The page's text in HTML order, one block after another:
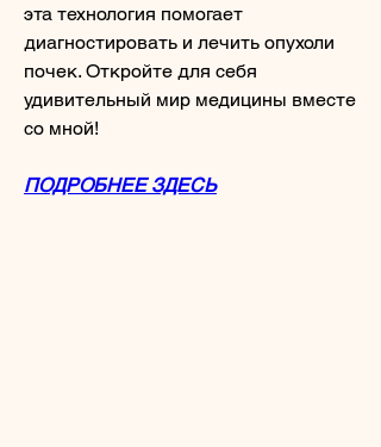
эта технология помогает
диагностировать и лечить опухоли
почек. Откройте для себя
удивительный мир медицины вместе
со мной!
ПОДРОБНЕЕ ЗДЕСЬ